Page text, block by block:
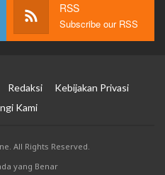
RSS
Subscribe our RSS
Redaksi
Kebijakan Privasi
Kami
All Rights Reserved.
yang Benar